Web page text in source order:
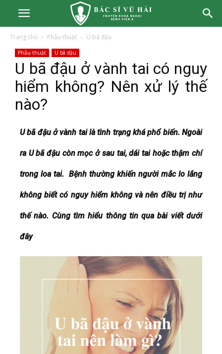
Trang chủ Phẫu thuật U bã đậu
Phẫu thuật U bã đậu
U bã đậu ở vành tai có nguy
hiểm không? Nên xử lý thế
nào?
U bã đậu ở vành tai là tình trạng khá phổ biến. Ngoài
ra U bã đậu còn mọc ở sau tai, dái tai hoặc thậm chí
trong loa tai. Bệnh thường khiến người mắc lo lắng
không biết có nguy hiểm không và nên điều trị như
thế nào. Cùng tìm hiểu thông tin qua bài viết dưới
đây